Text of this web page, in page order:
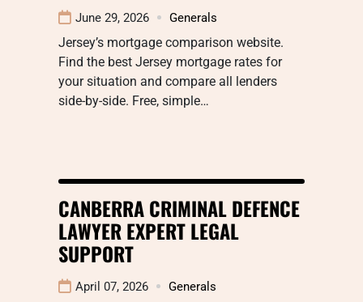
June 29, 2026 Generals
Jersey’s mortgage comparison website.
Find the best Jersey mortgage rates for
your situation and compare all lenders
side-by-side. Free, simple…
CANBERRA CRIMINAL DEFENCE
LAWYER EXPERT LEGAL
SUPPORT
April 07, 2026 Generals